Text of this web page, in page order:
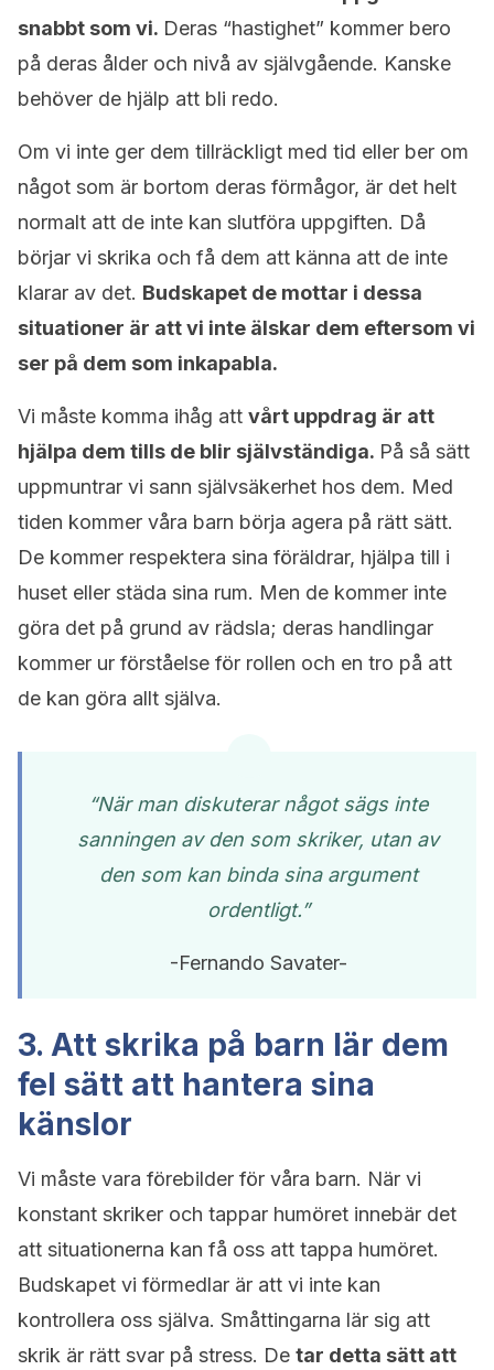
snabbt som vi. Deras “hastighet” kommer bero
på deras ålder och nivå av självgående. Kanske
behöver de hjälp att bli redo.
Om vi inte ger dem tillräckligt med tid eller ber om
något som är bortom deras förmågor, är det helt
normalt att de inte kan slutföra uppgiften. Då
börjar vi skrika och få dem att känna att de inte
klarar av det. Budskapet de mottar i dessa
situationer är att vi inte älskar dem eftersom vi
ser på dem som inkapabla.
Vi måste komma ihåg att vårt uppdrag är att
hjälpa dem tills de blir självständiga. På så sätt
uppmuntrar vi sann självsäkerhet hos dem. Med
tiden kommer våra barn börja agera på rätt sätt.
De kommer respektera sina föräldrar, hjälpa till i
huset eller städa sina rum. Men de kommer inte
göra det på grund av rädsla; deras handlingar
kommer ur förståelse för rollen och en tro på att
de kan göra allt själva.
“När man diskuterar något sägs inte
sanningen av den som skriker, utan av
den som kan binda sina argument
ordentligt.”
-Fernando Savater-
3. Att skrika på barn lär dem
fel sätt att hantera sina
känslor
Vi måste vara förebilder för våra barn. När vi
konstant skriker och tappar humöret innebär det
att situationerna kan få oss att tappa humöret.
Budskapet vi förmedlar är att vi inte kan
kontrollera oss själva. Småttingarna lär sig att
skrik är rätt svar på stress. De tar detta sätt att